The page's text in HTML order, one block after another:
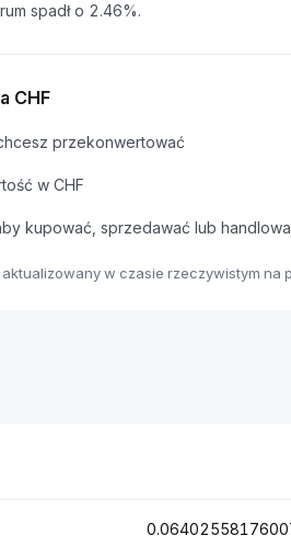
spadł o 2.46%.
CHF
przekonwertować
w CHF
kupować, sprzedawać lub
aktualizowany w czasie rzeczywistym